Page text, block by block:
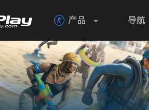
 产品 导航